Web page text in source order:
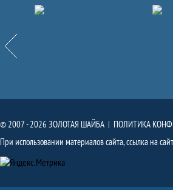
Назад
Партнёры
© 2007 - 2026 ЗОЛОТАЯ ШАЙБА | ПОЛИТИКА
При использовании материалов сайта, ссылка на сайт